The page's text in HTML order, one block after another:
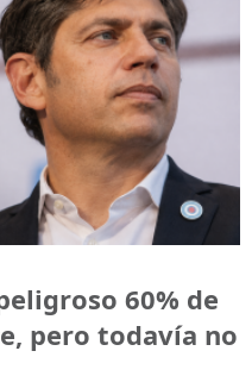
60% de
pero todavía no